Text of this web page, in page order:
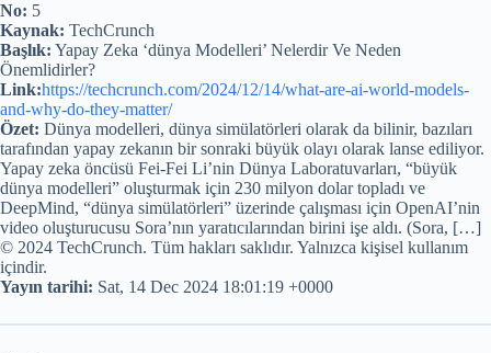
No: 5
Kaynak: TechCrunch
Başlık: Yapay Zeka ‘dünya Modelleri’ Nelerdir Ve Neden
Önemlidirler?
Link:https://techcrunch.com/2024/12/14/what-are-ai-world-models-
and-why-do-they-matter/
Özet: Dünya modelleri, dünya simülatörleri olarak da bilinir, bazıları
tarafından yapay zekanın bir sonraki büyük olayı olarak lanse ediliyor.
Yapay zeka öncüsü Fei-Fei Li’nin Dünya Laboratuvarları, “büyük
dünya modelleri” oluşturmak için 230 milyon dolar topladı ve
DeepMind, “dünya simülatörleri” üzerinde çalışması için OpenAI’nin
video oluşturucusu Sora’nın yaratıcılarından birini işe aldı. (Sora, […]
© 2024 TechCrunch. Tüm hakları saklıdır. Yalnızca kişisel kullanım
içindir.
Yayın tarihi: Sat, 14 Dec 2024 18:01:19 +0000